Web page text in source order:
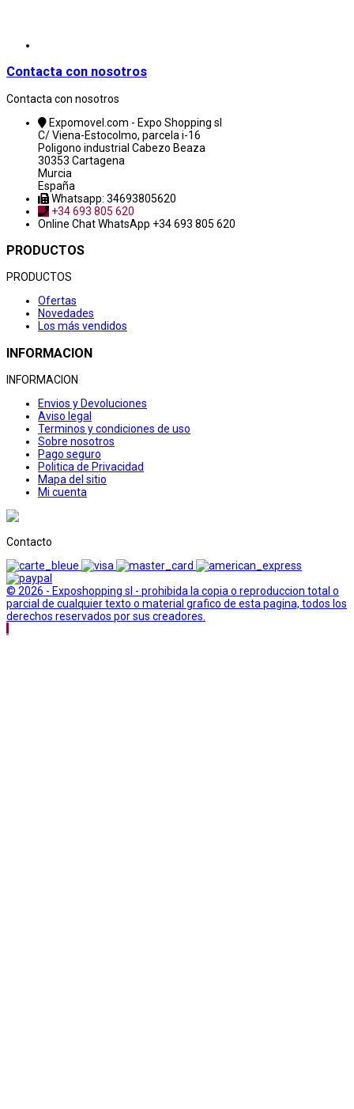
Contacta con nosotros
Contacta con nosotros
Expomovel.com - Expo Shopping sl
C/ Viena-Estocolmo, parcela i-16
Poligono industrial Cabezo Beaza
30353 Cartagena
Murcia
España
Whatsapp: 34693805620
+34 693 805 620
Online ChatWhatsApp +34 693 805 620
PRODUCTOS
PRODUCTOS
Ofertas
Novedades
Los más vendidos
INFORMACION
INFORMACION
Envios y Devoluciones
Aviso legal
Terminos y condiciones de uso
Sobre nosotros
Pago seguro
Politica de Privacidad
Mapa del sitio
Mi cuenta
Contacto
© 2026 - Exposhopping sl - prohibida la copia o reproduccion total o
parcial de cualquier texto o material grafico de esta pagina, todos los
derechos reservados por sus creadores.